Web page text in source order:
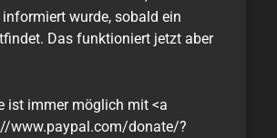
wurde, sobald ein
Das funktioniert jetzt aber
ist immer möglich mit <a
www.paypal.com/donate/?